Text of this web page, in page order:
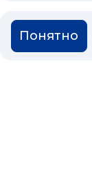
ГЛОССАРИЙ
Понятно